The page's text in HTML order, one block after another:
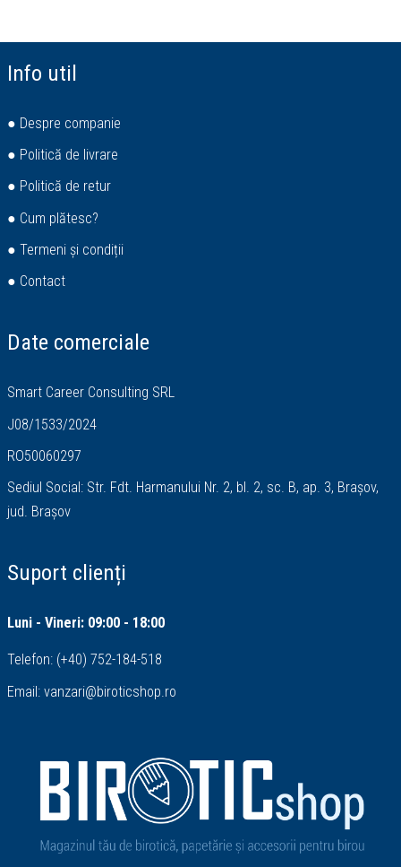
Info util
● Despre companie
● Politică de livrare
● Politică de retur
● Cum plătesc?
● Termeni și condiții
● Contact
Date comerciale
Smart Career Consulting SRL
J08/1533/2024
RO50060297
Sediul Social: Str. Fdt. Harmanului Nr. 2, bl. 2, sc. B, ap. 3, Brașov,
jud. Brașov
Suport clienți
Luni - Vineri: 09:00 - 18:00
Telefon: (+40) 752-184-518
Email: vanzari@biroticshop.ro